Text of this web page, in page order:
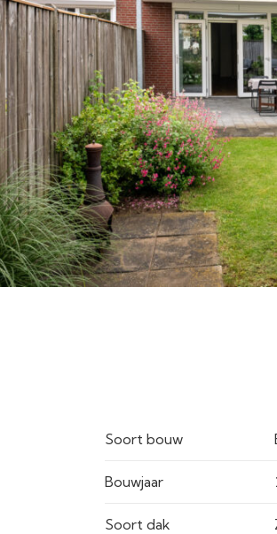
Soort bouw
Bouwjaar
Soort dak